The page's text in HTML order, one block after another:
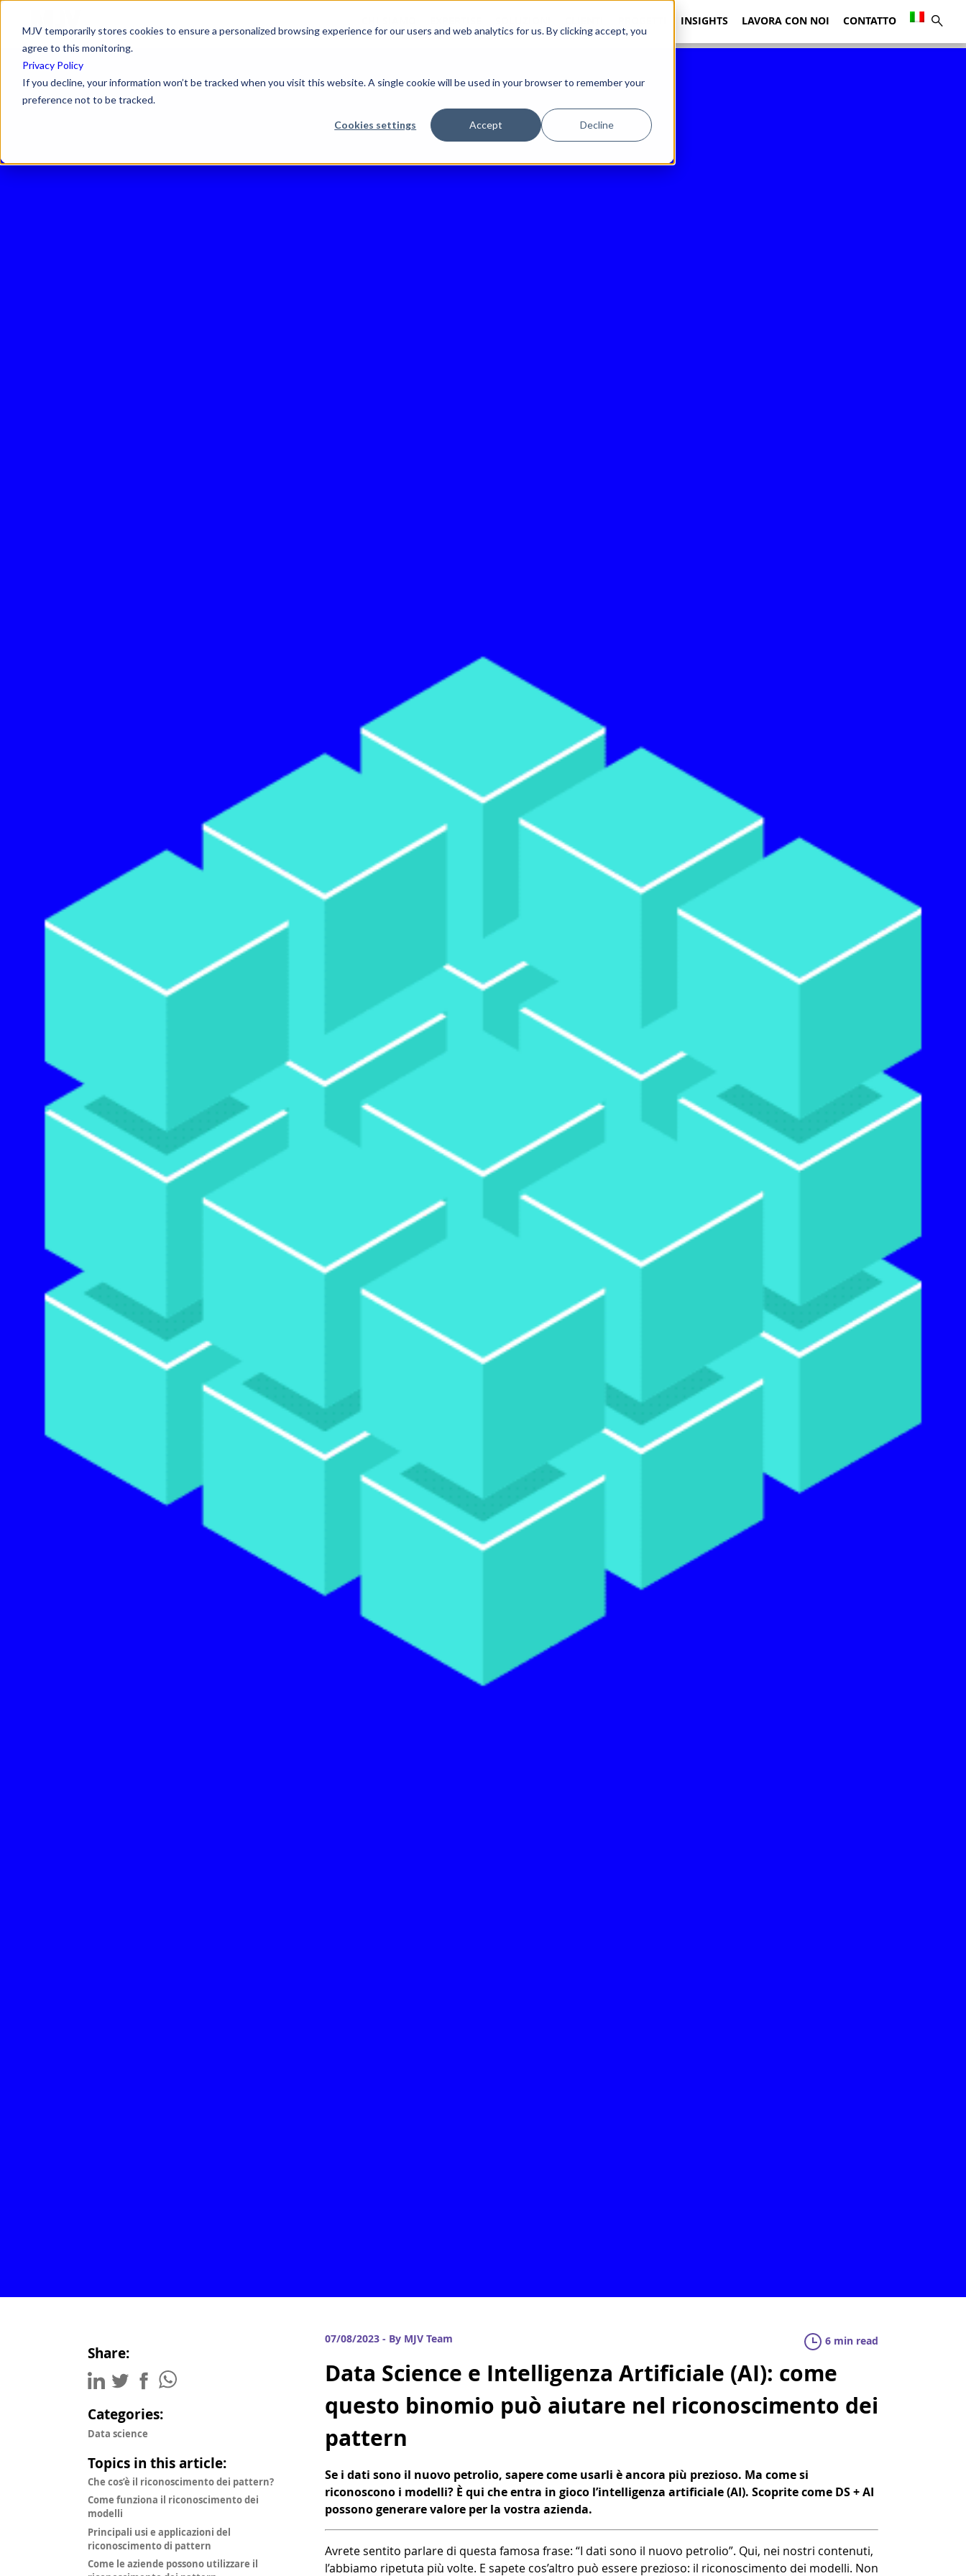
MJV temporarily stores cookies to ensure a personalized browsing experience for our users and web analytics for us. By clicking accept, you
agree to this monitoring.
Privacy Policy
If you decline, your information won’t be tracked when you visit this website. A single cookie will be used in your browser to remember your
preference not to be tracked.
Cookies settings Accept Decline
INSIGHTS LAVORA CON NOI CONTATTO
Share:
Categories:
Data science
Topics in this article:
Che cos’è il riconoscimento dei pattern?
Come funziona il riconoscimento dei
modelli
Principali usi e applicazioni del
riconoscimento di pattern
Come le aziende possono utilizzare il
07/08/2023 - By MJV Team 6 min read
Data Science e Intelligenza Artificiale (AI): come
questo binomio può aiutare nel riconoscimento dei
pattern
Se i dati sono il nuovo petrolio, sapere come usarli è ancora più prezioso. Ma come si
riconoscono i modelli? È qui che entra in gioco l’intelligenza artificiale (AI). Scoprite come DS + AI
possono generare valore per la vostra azienda.
Avrete sentito parlare di questa famosa frase: “I dati sono il nuovo petrolio”. Qui, nei nostri contenuti,
l’abbiamo ripetuta più volte. E sapete cos’altro può essere prezioso: il riconoscimento dei modelli. Non